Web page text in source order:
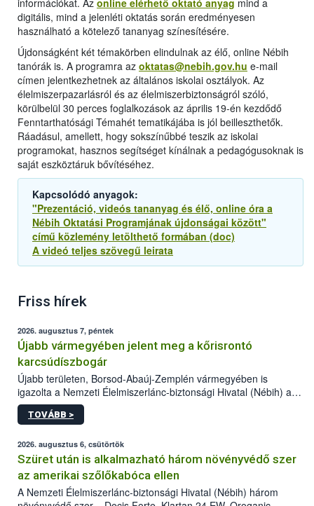
információkat. Az online elérhető oktató anyag mind a
digitális, mind a jelenléti oktatás során eredményesen
használható a kötelező tananyag színesítésére.
Újdonságként két témakörben elindulnak az élő, online Nébih
tanórák is. A programra az oktatas@nebih.gov.hu e-mail
címen jelentkezhetnek az általános iskolai osztályok. Az
élelmiszerpazarlásról és az élelmiszerbiztonságról szóló,
körülbelül 30 perces foglalkozások az április 19-én kezdődő
Fenntarthatósági Témahét tematikájába is jól beilleszthetők.
Ráadásul, amellett, hogy sokszínűbbé teszik az iskolai
programokat, hasznos segítséget kínálnak a pedagógusoknak is
saját eszköztáruk bővítéséhez.
Kapcsolódó anyagok:
"Prezentáció, videós tananyag és élő, online óra a
Nébih Oktatási Programjának újdonságai között"
című közlemény letölthető formában (doc)
A videó teljes szövegű leirata
Friss hírek
2026. augusztus 7, péntek
Újabb vármegyében jelent meg a kőrisrontó
karcsúdíszbogár
Újabb területen, Borsod-Abaúj-Zemplén vármegyében is
igazolta a Nemzeti Élelmiszerlánc-biztonsági Hivatal (Nébih) a
kőrisrontó karcsúdíszbogár (Agrilus planipennis) jelenlétét. A
kártevőt nem csak színcsapdában találták meg, de már fertőzött
az intenzív felderítést, emellett az intézkedéseket a szlovák
hatósággal is összehangolják a terjedés megállítása érdekében.
TOVÁBB >
2026. augusztus 6, csütörtök
Szüret után is alkalmazható három növényvédő szer
az amerikai szőlőkabóca ellen
A Nemzeti Élelmiszerlánc-biztonsági Hivatal (Nébih) három